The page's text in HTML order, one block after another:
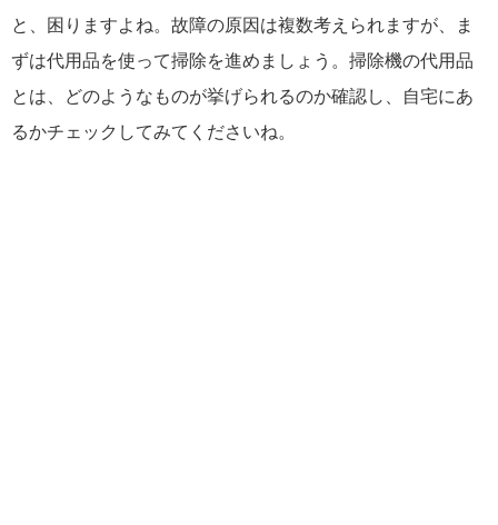
と、困りますよね。故障の原因は複数考えられますが、ま
ずは代用品を使って掃除を進めましょう。掃除機の代用品
とは、どのようなものが挙げられるのか確認し、自宅にあ
るかチェックしてみてくださいね。